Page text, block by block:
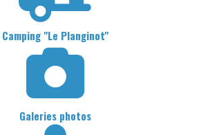
Camping "Le Planginot"
Galeries photos